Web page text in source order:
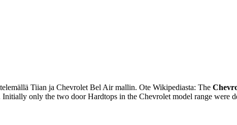
Tiian ja Chevrolet Bel Air mallin. Ote Wikipediasta: The
only the two door Hardtops in the Chevrolet model range